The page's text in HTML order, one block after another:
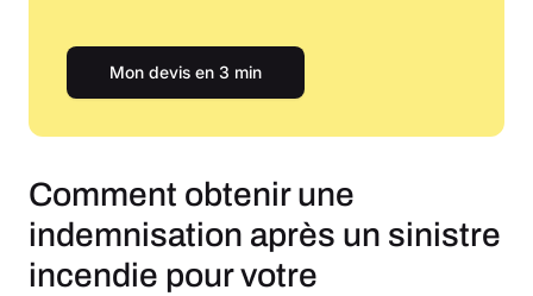
Mon devis en 3 min
Comment obtenir une
indemnisation après un sinistre
incendie pour votre